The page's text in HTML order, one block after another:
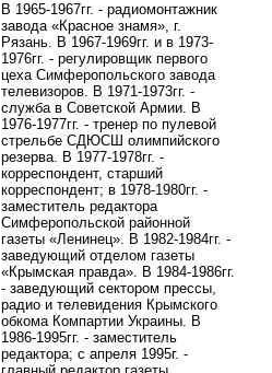
В 1965-1967гг. - радиомонтажник
завода «Красное знамя», г.
Рязань. В 1967-1969гг. и в 1973-
1976гг. - регулировщик первого
цеха Симферопольского завода
телевизоров. В 1971-1973гг. -
служба в Советской Армии. В
1976-1977гг. - тренер по пулевой
стрельбе СДЮСШ олимпийского
резерва. В 1977-1978гг. -
корреспондент, старший
корреспондент; в 1978-1980гг. -
заместитель редактора
Симферопольской районной
газеты «Ленинец». В 1982-1984гг. -
заведующий отделом газеты
«Крымская правда». В 1984-1986гг.
- заведующий сектором прессы,
радио и телевидения Крымского
обкома Компартии Украины. В
1986-1995гг. - заместитель
редактора; с апреля 1995г. -